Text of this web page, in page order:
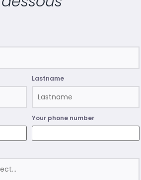
Lastname
Your phone number